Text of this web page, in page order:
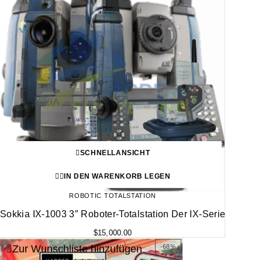
SCHNELLANSICHT
IN DEN WARENKORB LEGEN
ROBOTIC TOTALSTATION
Sokkia IX-1003 3″ Roboter-Totalstation Der IX-Serie
$15,000.00
-68%
Zur Wunschliste hinzufügen